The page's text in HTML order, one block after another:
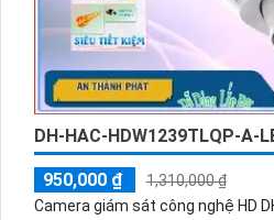
DH-HAC-HDW1239TLQP-A-
950,000 ₫
1,310,000 ₫
Camera giám sát công nghệ HD